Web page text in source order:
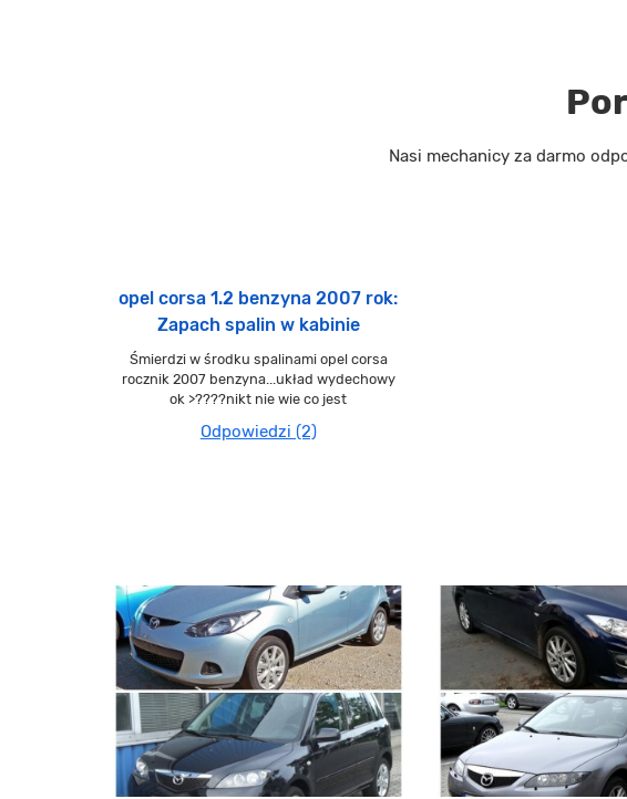
Nasi mechanicy za darmo
opel corsa 1.2 benzyna 2007 rok:
Zapach spalin w kabinie
Śmierdzi w środku spalinami opel corsa
rocznik 2007 benzyna...układ wydechowy
ok >????nikt nie wie co jest
Odpowiedzi (2)